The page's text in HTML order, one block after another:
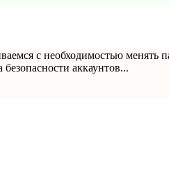
с необходимостью
аккаунтов...